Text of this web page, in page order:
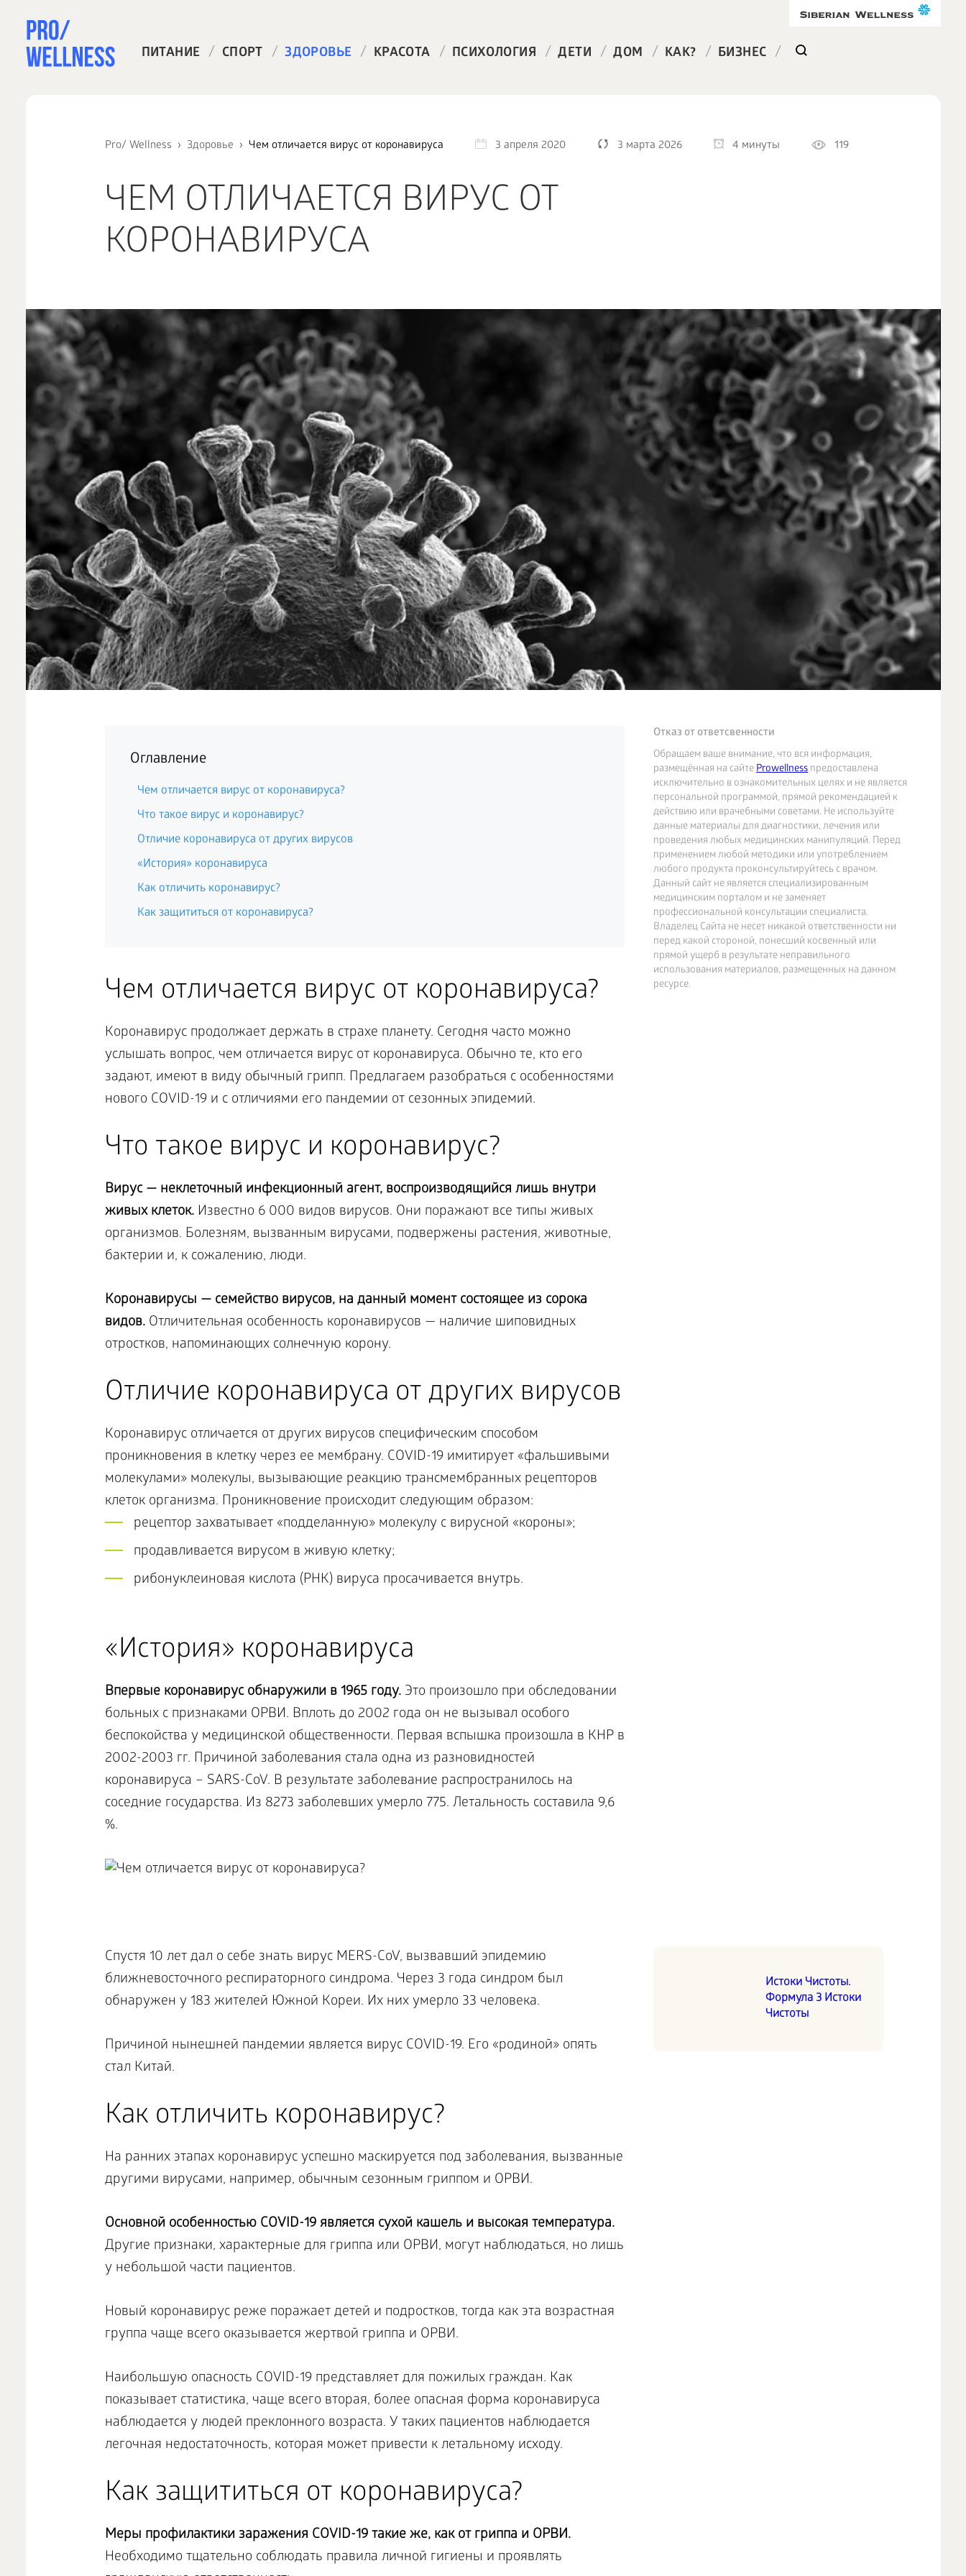
ПИТАНИЕ / СПОРТ / ЗДОРОВЬЕ / КРАСОТА / ПСИХОЛОГИЯ / ДЕТИ / ДОМ / КАК? / БИЗНЕС /
Pro/ Wellness Здоровье Чем отличается вирус от коронавируса 3 апреля 2020 3 марта 2026 4 минуты 119
ЧЕМ ОТЛИЧАЕТСЯ ВИРУС ОТ
КОРОНАВИРУСА
Отказ от ответсвенности
Обращаем ваше внимание, что вся информация,
размещённая на сайтеProwellnessпредоставлена
исключительно в ознакомительных целях и не является
персональной программой, прямой рекомендацией к
действию или врачебными советами. Не используйте
данные материалы для диагностики, лечения или
проведения любых медицинских манипуляций. Перед
применением любой методики или употреблением
любого продукта проконсультируйтесь с врачом.
Данный сайт не является специализированным
медицинским порталом и не заменяет
профессиональной консультации специалиста.
Владелец Сайта не несет никакой ответственности ни
перед какой стороной, понесший косвенный или
прямой ущерб в результате неправильного
использования материалов, размещенных на данном
ресурсе.
Оглавление
Чем отличается вирус от коронавируса?
Что такое вирус и коронавирус?
Отличие коронавируса от других вирусов
«История» коронавируса
Как отличить коронавирус?
Как защититься от коронавируса?
Чем отличается вирус от коронавируса?
Коронавирус продолжает держать в страхе планету. Сегодня часто можно
услышать вопрос, чем отличается вирус от коронавируса. Обычно те, кто его
задают, имеют в виду обычный грипп. Предлагаем разобраться с особенностями
нового COVID-19 и с отличиями его пандемии от сезонных эпидемий.
Что такое вирус и коронавирус?
Вирус — неклеточный инфекционный агент, воспроизводящийся лишь внутри
живых клеток.Известно 6 000 видов вирусов. Они поражают все типы живых
организмов. Болезням, вызванным вирусами, подвержены растения, животные,
бактерии и, к сожалению, люди.
Коронавирусы — семейство вирусов, на данный момент состоящее из сорока
видов. Отличительная особенность коронавирусов — наличие шиповидных
отростков, напоминающих солнечную корону.
Отличие коронавируса от других вирусов
Коронавирус отличается от других вирусов специфическим способом
проникновения в клетку через ее мембрану. COVID-19 имитирует «фальшивыми
молекулами» молекулы, вызывающие реакцию трансмембранных рецепторов
клеток организма. Проникновение происходит следующим образом:
рецептор захватывает «подделанную» молекулу с вирусной «короны»;
продавливается вирусом в живую клетку;
рибонуклеиновая кислота (РНК) вируса просачивается внутрь.
«История» коронавируса
Впервые коронавирус обнаружили в 1965 году.Это произошло при обследовании
больных с признаками ОРВИ. Вплоть до 2002 года он не вызывал особого
беспокойства у медицинской общественности. Первая вспышка произошла в КНР в
2002-2003 гг. Причиной заболевания стала одна из разновидностей
коронавируса – SARS-CoV. В результате заболевание распространилось на
соседние государства. Из 8273 заболевших умерло 775. Летальность составила 9,6
%.
Истоки Чистоты.
Формула 3 Истоки
Чистоты
Спустя 10 лет дал о себе знать вирус MERS-CoV, вызвавший эпидемию
ближневосточного респираторного синдрома. Через 3 года синдром был
обнаружен у 183 жителей Южной Кореи. Их них умерло 33 человека.
Причиной нынешней пандемии является вирус COVID-19. Его «родиной» опять
стал Китай.
Как отличить коронавирус?
На ранних этапах коронавирус успешно маскируется под заболевания, вызванные
другими вирусами, например, обычным сезонным гриппом и ОРВИ.
Основной особенностью COVID-19 является сухой кашель и высокая температура.
Другие признаки, характерные для гриппа или ОРВИ, могут наблюдаться, но лишь
у небольшой части пациентов.
Новый коронавирус реже поражает детей и подростков, тогда как эта возрастная
группа чаще всего оказывается жертвой гриппа и ОРВИ.
Наибольшую опасность COVID-19 представляет для пожилых граждан. Как
показывает статистика, чаще всего вторая, более опасная форма коронавируса
наблюдается у людей преклонного возраста. У таких пациентов наблюдается
легочная недостаточность, которая может привести к летальному исходу.
Как защититься от коронавируса?
Меры профилактики заражения COVID-19 такие же, как от гриппа и ОРВИ.
Необходимо тщательно соблюдать правила личной гигиены и проявлять